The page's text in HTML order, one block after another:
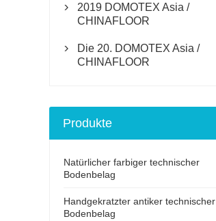

2019 DOMOTEX Asia /
CHINAFLOOR

Die 20. DOMOTEX Asia /
CHINAFLOOR
Produkte
Natürlicher farbiger technischer
Bodenbelag
Handgekratzter antiker technischer
Bodenbelag